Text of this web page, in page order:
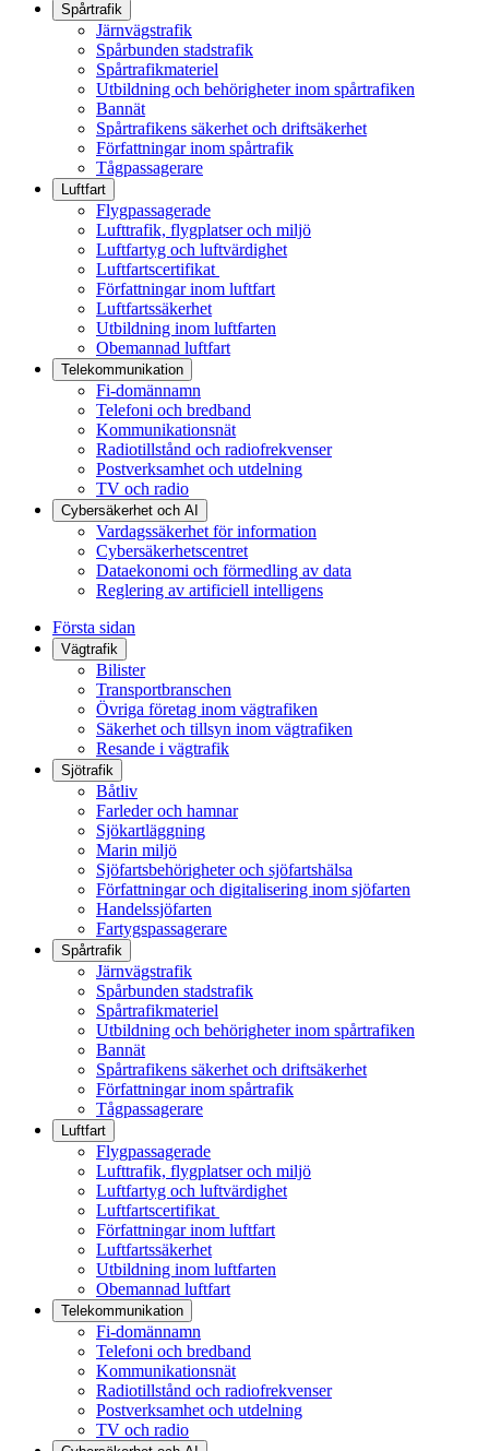
Spårtrafik
Järnvägstrafik
Spårbunden stadstrafik
Spårtrafikmateriel
Utbildning och behörigheter inom spårtrafiken
Bannät
Spårtrafikens säkerhet och driftsäkerhet
Författningar inom spårtrafik
Tågpassagerare
Luftfart
Flygpassagerade
Lufttrafik, flygplatser och miljö
Luftfartyg och luftvärdighet
Luftfartscertifikat
Författningar inom luftfart
Luftfartssäkerhet
Utbildning inom luftfarten
Obemannad luftfart
Telekommunikation
Fi-domännamn
Telefoni och bredband
Kommunikationsnät
Radiotillstånd och radiofrekvenser
Postverksamhet och utdelning
TV och radio
Cybersäkerhet och AI
Vardagssäkerhet för information
Cybersäkerhetscentret
Dataekonomi och förmedling av data
Reglering av artificiell intelligens
Första sidan
Vägtrafik
Bilister
Transportbranschen
Övriga företag inom vägtrafiken
Säkerhet och tillsyn inom vägtrafiken
Resande i vägtrafik
Sjötrafik
Båtliv
Farleder och hamnar
Sjökartläggning
Marin miljö
Sjöfartsbehörigheter och sjöfartshälsa
Författningar och digitalisering inom sjöfarten
Handelssjöfarten
Fartygspassagerare
Spårtrafik
Järnvägstrafik
Spårbunden stadstrafik
Spårtrafikmateriel
Utbildning och behörigheter inom spårtrafiken
Bannät
Spårtrafikens säkerhet och driftsäkerhet
Författningar inom spårtrafik
Tågpassagerare
Luftfart
Flygpassagerade
Lufttrafik, flygplatser och miljö
Luftfartyg och luftvärdighet
Luftfartscertifikat
Författningar inom luftfart
Luftfartssäkerhet
Utbildning inom luftfarten
Obemannad luftfart
Telekommunikation
Fi-domännamn
Telefoni och bredband
Kommunikationsnät
Radiotillstånd och radiofrekvenser
Postverksamhet och utdelning
TV och radio